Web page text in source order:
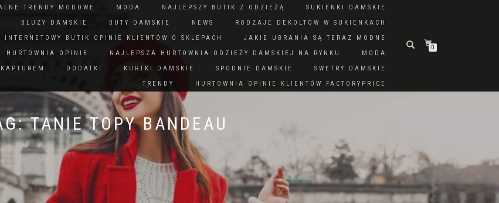
TRENDY MODOWE MODA NAJLEPSZY BUTIK Z ODZIEŻĄ
SUKIENKI DAMSKIE
BLUZY DAMSKIE BUTY DAMSKIE NEWS
RODZAJE DEKOLTÓW W SUKIENKACH
INTERNETOWY BUTIK OPINIE KLIENTÓW O SKLEPACH
JAKIE UBRANIA SĄ TERAZ MODNE
HURTOWNIA OPINIE
NAJLEPSZA HURTOWNIA ODZIEŻY DAMSKIEJ NA RYNKU
MODA
DODATKI KURTKI DAMSKIE SPODNIE DAMSKIE
SWETRY DAMSKIE
TRENDY
HURTOWNIA OPINIE KLIENTÓW FACTORYPRICE
0
TANIE TOPY BANDEAU